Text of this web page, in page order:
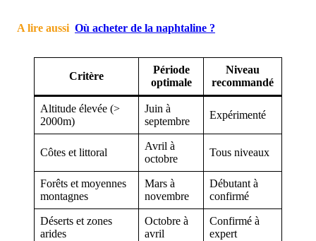
A lire aussi Où acheter de la naphtaline ?
Critère
Période
optimale
Niveau
recommandé
Altitude élevée (>
2000m)
Juin à
septembre
Expérimenté
Côtes et littoral
Avril à
octobre
Tous niveaux
Forêts et moyennes
montagnes
Mars à
novembre
Débutant à
confirmé
Déserts et zones
arides
Octobre à
avril
Confirmé à
expert